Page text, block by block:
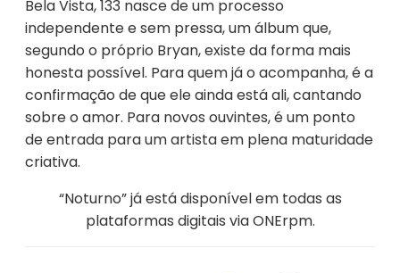
Bela Vista, 133 nasce de um processo
independente e sem pressa, um álbum que,
segundo o próprio Bryan, existe da forma mais
honesta possível. Para quem já o acompanha, é a
confirmação de que ele ainda está ali, cantando
sobre o amor. Para novos ouvintes, é um ponto
de entrada para um artista em plena maturidade
criativa.
“Noturno” já está disponível em todas as
plataformas digitais viaONErpm.